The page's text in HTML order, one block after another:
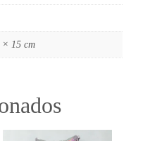
15 cm